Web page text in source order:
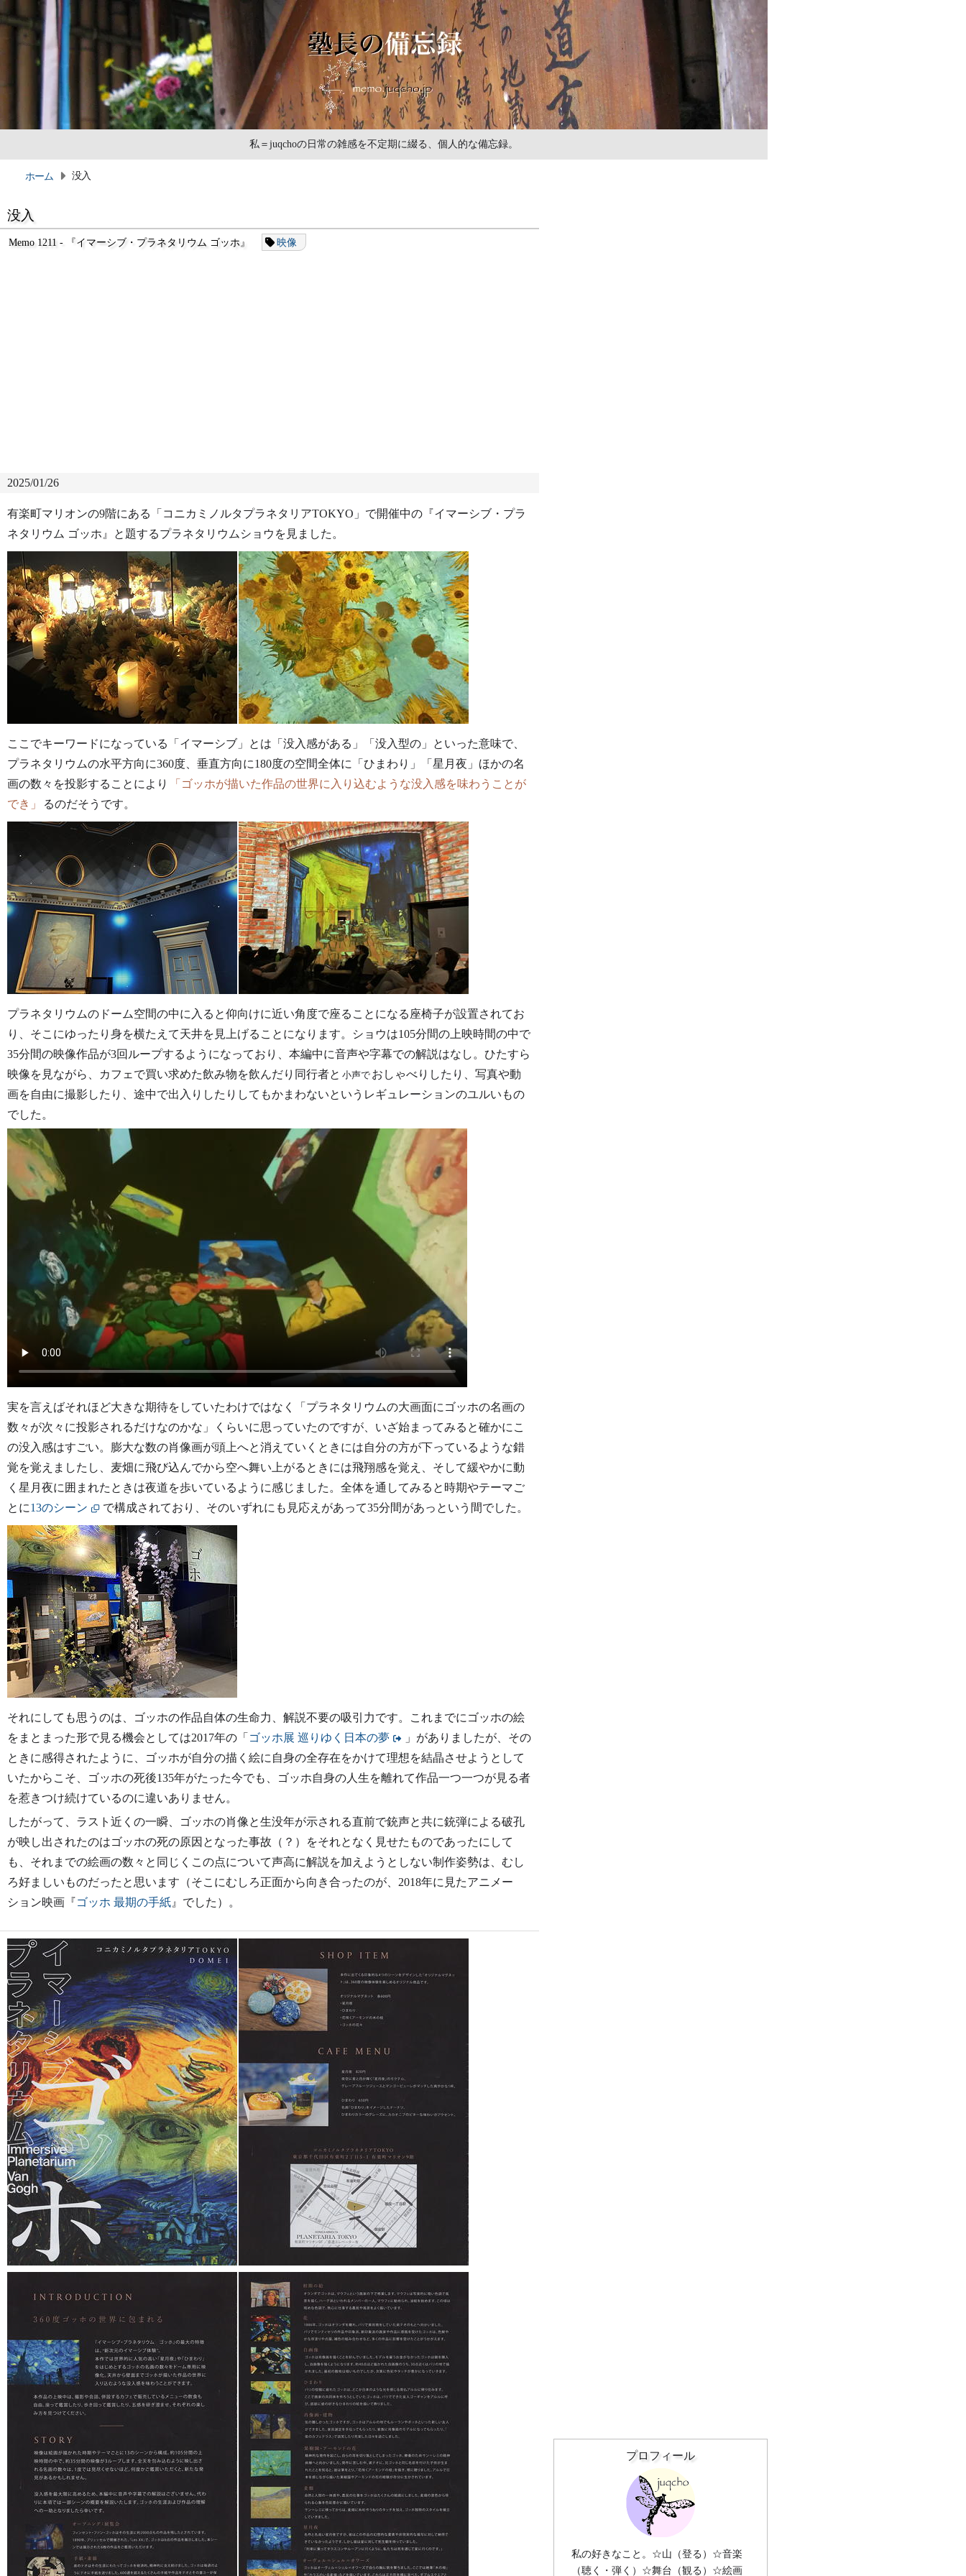
私＝juqchoの日常の雑感を不定期に綴る、個人的な備忘録。
ホーム 没入
没入
Memo 1211 - 『イマーシブ・プラネタリウム ゴッホ』 映像
2025/01/26
有楽町マリオンの9階にある「コニカミノルタプラネタリアTOKYO」で開催中の『イマーシブ・プラ
ネタリウム ゴッホ』と題するプラネタリウムショウを見ました。
ここでキーワードになっている「イマーシブ」とは「没入感がある」「没入型の」といった意味で、
プラネタリウムの水平方向に360度、垂直方向に180度の空間全体に「ひまわり」「星月夜」ほかの名
画の数々を投影することにより
ゴッホが描いた作品の世界に入り込むような没入感を味わうことが
でき
るのだそうです。
プラネタリウムのドーム空間の中に入ると仰向けに近い角度で座ることになる座椅子が設置されてお
り、そこにゆったり身を横たえて天井を見上げることになります。ショウは105分間の上映時間の中で
35分間の映像作品が3回ループするようになっており、本編中に音声や字幕での解説はなし。ひたすら
映像を見ながら、カフェで買い求めた飲み物を飲んだり同行者と 小声で おしゃべりしたり、写真や動
画を自由に撮影したり、途中で出入りしたりしてもかまわないというレギュレーションのユルいもの
でした。
実を言えばそれほど大きな期待をしていたわけではなく「プラネタリウムの大画面にゴッホの名画の
数々が次々に投影されるだけなのかな」くらいに思っていたのですが、いざ始まってみると確かにこ
の没入感はすごい。膨大な数の肖像画が頭上へと消えていくときには自分の方が下っているような錯
覚を覚えましたし、麦畑に飛び込んでから空へ舞い上がるときには飛翔感を覚え、そして緩やかに動
く星月夜に囲まれたときは夜道を歩いているように感じました。全体を通してみると時期やテーマご
とに13のシーン で構成されており、そのいずれにも見応えがあって35分間があっという間でした。
それにしても思うのは、ゴッホの作品自体の生命力、解説不要の吸引力です。これまでにゴッホの絵
をまとまった形で見る機会としては2017年の「 ゴッホ展 巡りゆく日本の夢
」がありましたが、その
ときに感得されたように、ゴッホが自分の描く絵に自身の全存在をかけて理想を結晶させようとして
いたからこそ、ゴッホの死後135年がたった今でも、ゴッホ自身の人生を離れて作品一つ一つが見る者
を惹きつけ続けているのに違いありません。
したがって、ラスト近くの一瞬、ゴッホの肖像と生没年が示される直前で銃声と共に銃弾による破孔
が映し出されたのはゴッホの死の原因となった事故（？）をそれとなく見せたものであったにして
も、それまでの絵画の数々と同じくこの点について声高に解説を加えようとしない制作姿勢は、むし
ろ好ましいものだったと思います（そこにむしろ正面から向き合ったのが、2018年に見たアニメー
ション映画『ゴッホ 最期の手紙 』でした）。
プロフィール
私の好きなこと。☆山（登る）☆音楽
（聴く・弾く）☆舞台（観る）☆絵画